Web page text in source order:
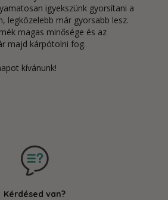
igyekszünk gyorsítani a
legközelebb már gyorsabb lesz.
magas minősége és az
majd kárpótolni fog.
kívánunk!
Kérdésed van?